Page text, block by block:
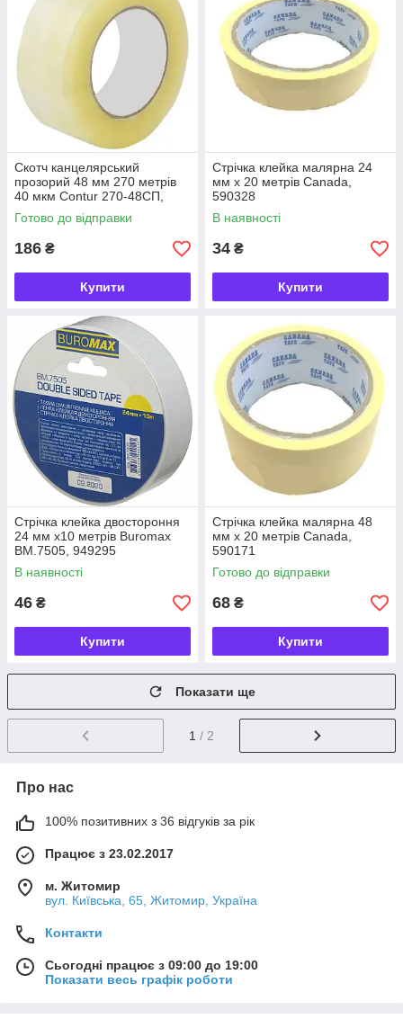
Скотч канцелярський
прозорий 48 мм 270 метрів
40 мкм Contur 270-48CП,
9060502
Готово до відправки
186 ₴
Купити
Стрічка клейка малярна 24
мм х 20 метрів Canada,
590328
В наявності
34 ₴
Купити
Стрічка клейка двостороння
24 мм х10 метрів Buromax
BM.7505, 949295
В наявності
46 ₴
Купити
Стрічка клейка малярна 48
мм х 20 метрів Canada,
590171
Готово до відправки
68 ₴
Купити
Показати ще
1 / 2
Про нас
100% позитивних з 36 відгуків за рік
Працює з 23.02.2017
м. Житомир
вул. Київська, 65, Житомир, Україна
Контакти
Сьогодні працює з 09:00 до 19:00
Показати весь графік роботи